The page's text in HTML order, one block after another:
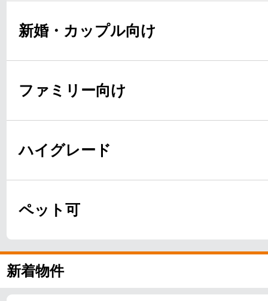
新婚・カップル向け
ファミリー向け
ハイグレード
ペット可
新着物件